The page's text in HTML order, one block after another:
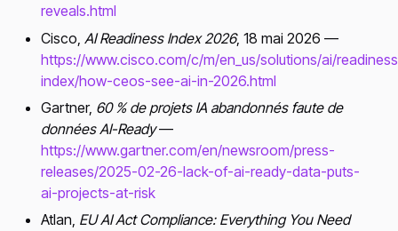
reveals.html
Cisco,AI Readiness Index 2026, 18 mai 2026 —
https://www.cisco.com/c/m/en_us/solutions/ai/
index/how-ceos-see-ai-in-2026.html
Gartner, 60 % de projets IA abandonnés faute de
données AI-Ready—
https://www.gartner.com/en/newsroom/press-
releases/2025-02-26-lack-of-ai-ready-data-puts-
ai-projects-at-risk
Atlan, EU AI Act Compliance: Everything You Need